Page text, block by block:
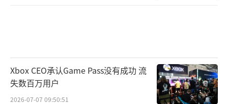
Xbox CEO承认Game Pass没有成功 流
失数百万用户
2026-07-07 09:50:51